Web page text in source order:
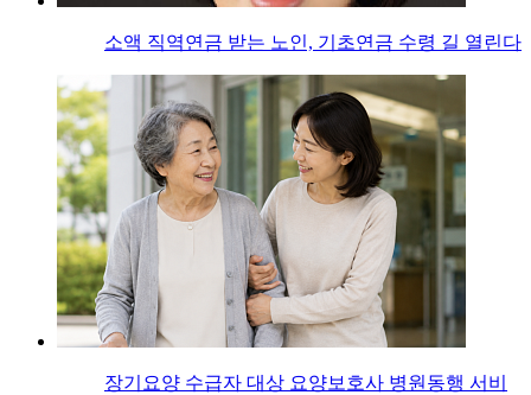
소액 직역연금 받는 노인, 기초연금 수령 길 열린다
장기요양 수급자 대상 요양보호사 병원동행 서비